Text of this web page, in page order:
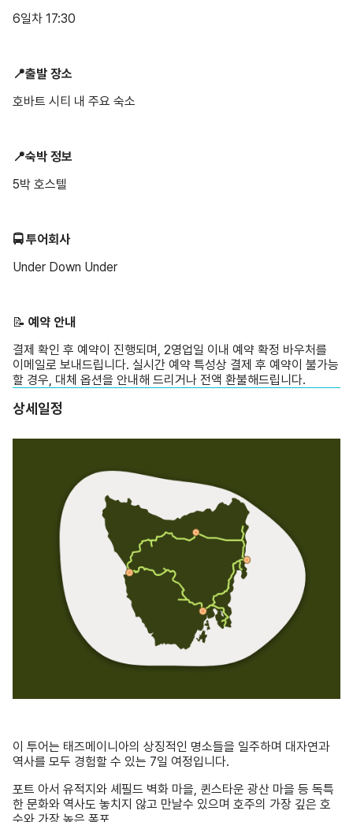
📍출발 장소
📍숙박 정보
🚍 투어회사
📝 ️예약 안내
할 경우, 대체 옵션을 안내해 드리거나 전액 환불해드립니다.
상세일정
포트 아서 유적지와 셰필드 벽화 마을, 퀸스타운 광산 마을 등 독특
한 문화와 역사도 놓치지 않고 만날수 있으며 호주의 가장 깊은 호
수와 가장 높은 폭포,
그리고 귀여운 타즈매니안 데빌까지 직접 마주할 기회도 포함되어
있습니다.